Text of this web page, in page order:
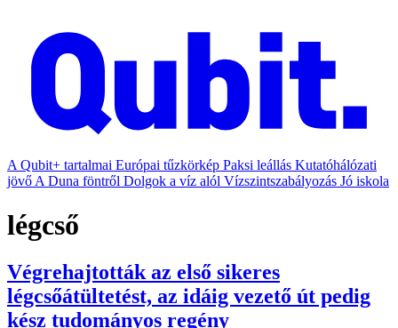
A Qubit+ tartalmai Európai tűzkörkép Paksi leállás Kutatóhálózati
jövő A Duna föntről Dolgok a víz alól Vízszintszabályozás Jó iskola
légcső
Végrehajtották az első sikeres
légcsőátültetést, az idáig vezető út pedig
kész tudományos regény